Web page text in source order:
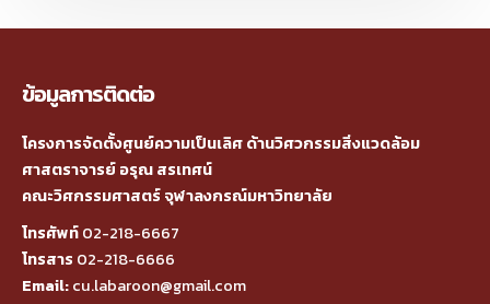
ข้อมูลการติดต่อ
โครงการจัดตั้งศูนย์ความเป็นเลิศ ด้านวิศวกรรมสิ่งแวดล้อม
ศาสตราจารย์ อรุณ สรเทศน์
คณะวิศกรรมศาสตร์ จุฬาลงกรณ์มหาวิทยาลัย
โทรศัพท์02-218-6667
โทรสาร 02-218-6666
Email:cu.labaroon@gmail.com